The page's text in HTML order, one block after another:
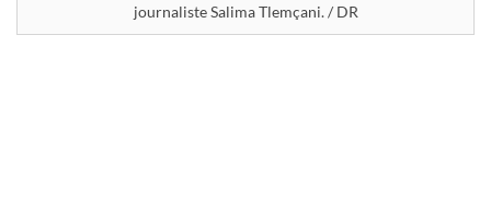
journaliste Salima Tlemçani. / DR